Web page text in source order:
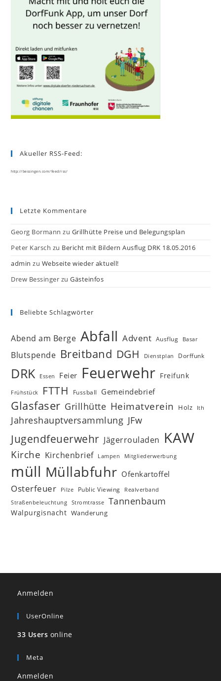
Akueller RSS-Feed:
http://bessingen.com/feed/rss/
Letzte Kommentare
Georg Bormann zu Grillhütte Preise und Belegungsplan
Peter Karsch zu Bericht mit Bildern Ausflug DRK 18.05.2016
admin zu Webseite wieder aktuell!
Drew Bessinger zu Gästeinfos
Beliebte Schlagwörter
Abend am Berge Abfall Advent Ausflug Basar
Blutspende Breitband DGH Dienstplan Dorffunk
DRK Essen Feier Feuerwehr Freifunk
Frühstück FTTH Fussball Gemeindebrief
Glasfaser Grillhütte Heimatverein Holz Ith
Jahreshauptversammlung JFw
Jugendfeuerwehr Jägerrouladen KAW
Kirche Kirchenbrief Lampen Mitgliederwerbung
müll Müllabfuhr Ofenkartoffel
Osterfeuer Pilze Public Viewing
Realverband
Straßenbeleuchtung
Stromtrasse Tannenbaum
Walpurgisnacht Wanderung
Anmelden
UserOnline
33 Users online
Meta
Anmelden